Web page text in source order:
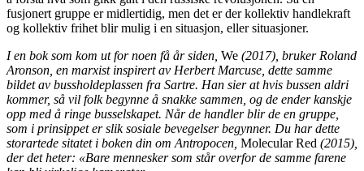
fusjonert gruppe er midlertidig, men det er der kollektiv handlekraft
og kollektiv frihet blir mulig i en situasjon, eller situasjoner.
I en bok som kom ut for noen få år siden, We (2017) , bruker Roland
Aronson, en marxist inspirert av Herbert Marcuse, dette samme
bildet av bussholdeplassen fra Sartre. Han sier at hvis bussen aldri
kommer, så vil folk begynne å snakke sammen, og de ender kanskje
opp med å ringe busselskapet. Når de handler blir de en gruppe,
som i prinsippet er slik sosiale bevegelser begynner. Du har dette
storartede sitatet i boken din om Antropocen, Molecular Red (2015)
der det heter: «Bare mennesker som står overfor de samme farene